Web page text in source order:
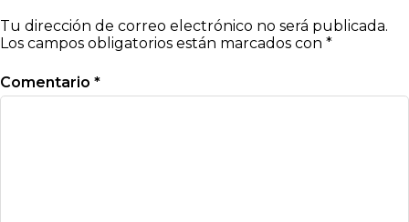
Tu dirección de correo electrónico no será publicada.
Los campos obligatorios están marcados con *
Comentario *